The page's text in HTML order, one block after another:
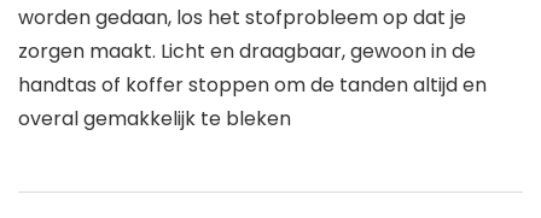
worden gedaan, los het stofprobleem op dat je
zorgen maakt. Licht en draagbaar, gewoon in de
handtas of koffer stoppen om de tanden altijd en
overal gemakkelijk te bleken